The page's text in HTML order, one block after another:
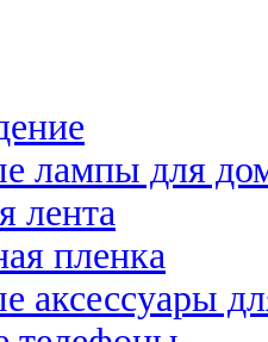
лампы для
лента
пленка
аксессуары